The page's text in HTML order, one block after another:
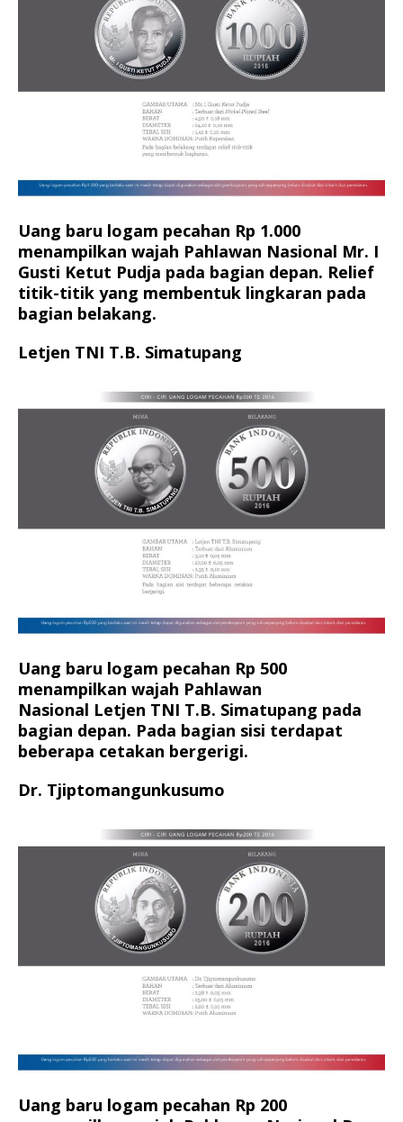
Uang baru logam pecahan Rp 1.000
menampilkan wajah Pahlawan Nasional Mr. I
Gusti Ketut Pudja pada bagian depan. Relief
titik-titik yang membentuk lingkaran pada
bagian belakang.
Letjen TNI T.B. Simatupang
Uang baru logam pecahan Rp 500
menampilkan wajah Pahlawan
Nasional Letjen TNI T.B. Simatupang pada
bagian depan. Pada bagian sisi terdapat
beberapa cetakan bergerigi.
Dr. Tjiptomangunkusumo
Uang baru logam pecahan Rp 200